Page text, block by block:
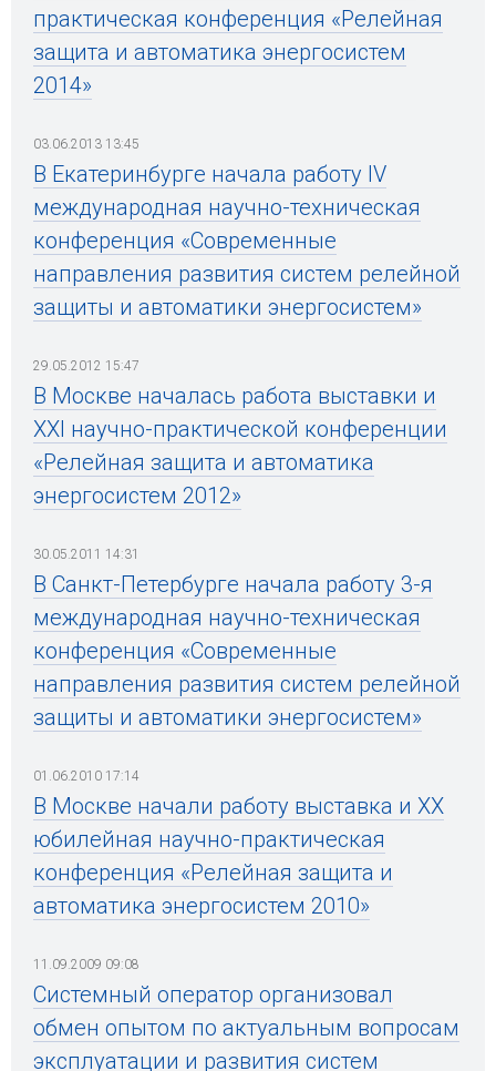
практическая конференция «Релейная
защита и автоматика энергосистем
2014»
03.06.2013 13:45
В Екатеринбурге начала работу IV
международная научно-техническая
конференция «Современные
направления развития систем релейной
защиты и автоматики энергосистем»
29.05.2012 15:47
В Москве началась работа выставки и
ХХI научно-практической конференции
«Релейная защита и автоматика
энергосистем 2012»
30.05.2011 14:31
В Санкт-Петербурге начала работу 3-я
международная научно-техническая
конференция «Современные
направления развития систем релейной
защиты и автоматики энергосистем»
01.06.2010 17:14
В Москве начали работу выставка и ХХ
юбилейная научно-практическая
конференция «Релейная защита и
автоматика энергосистем 2010»
11.09.2009 09:08
Системный оператор организовал
обмен опытом по актуальным вопросам
эксплуатации и развития систем